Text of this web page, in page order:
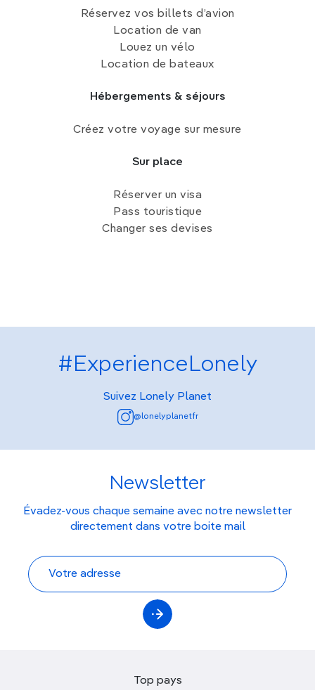
la méditation. De nombreux centres proposent des
de plusieurs jours ou des cours à la journée,
souvent dans des environnements naturels. Que
vous soyez débutant ou pratiquant expérimenté,
recentrer tout en profitant de la sérénité de la
Réservez vos billets d’avion
Location de van
Louez un vélo
Location de bateaux
Hébergements & séjours
Créez votre voyage sur mesure
Sur place
Réserver un visa
Pass touristique
Changer ses devises
#ExperienceLonely
Suivez Lonely Planet
@lonelyplanetfr
Newsletter
Évadez-vous chaque semaine avec notre newsletter
directement dans votre boite mail
Top pays